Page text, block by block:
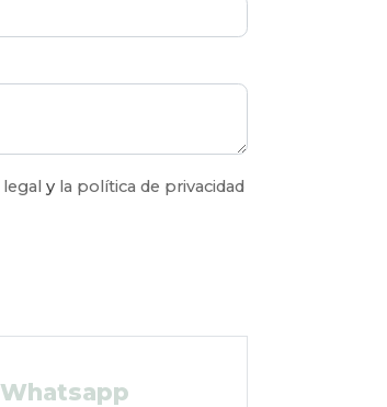
y la política de privacidad